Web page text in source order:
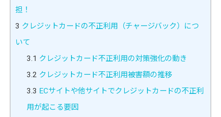
担！
3 クレジットカードの不正利用（チャージバック）につ
いて
3.1 クレジットカード不正利用の対策強化の動き
3.2 クレジットカード不正利用被害額の推移
3.3 ECサイトや他サイトでクレジットカードの不正利
用が起こる要因